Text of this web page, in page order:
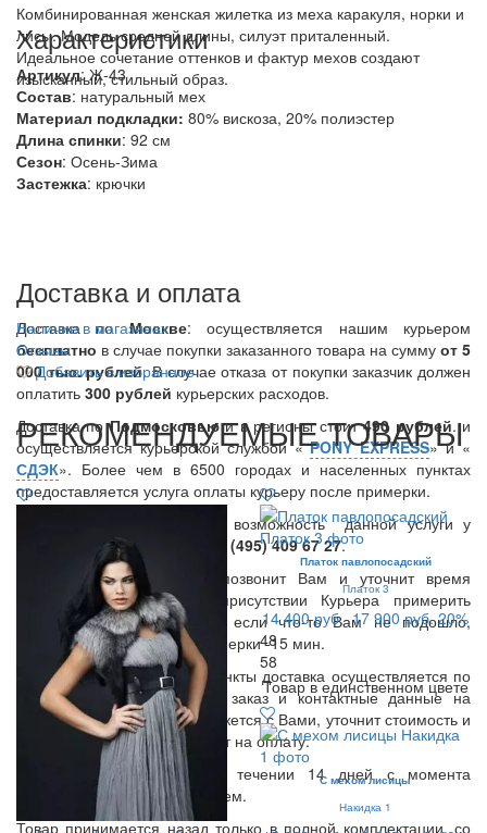
Комбинированная женская жилетка из меха каракуля, норки и
лисы. Модель средней длины, силуэт приталенный.
Идеальное сочетание оттенков и фактур мехов создают
изысканный, стильный образ.
Характеристики
Артикул: Ж-43
Состав: натуральный мех
Материал подкладки: 80% вискоза, 20% полиэстер
Длина спинки: 92 см
Сезон: Осень-Зима
Застежка: крючки
Доставка и оплата
Доставка поМоскве: осуществляется нашим курьером
бесплатно в случае покупки заказанного товара на сумму от 5
000 тыс. рублей. В случае отказа от покупки заказчик должен
оплатить 300 рублей курьерских расходов.
Доставка поПодмосковьюи в регионы стоит490 рублей. и
осуществляется курьерской службой «PONY EXPRESS» и «
СДЭК». Более чем в 6500 городах и населенных пунктах
предоставляется услуга оплаты курьеру после примерки.
Вы также можете уточнить возможность данной услуги у
нашего менеджера по тел.:
8 (495) 409 67 27.
В день доставки Курьер позвонит Вам и уточнит время
доставки. Вы можете в присутствии Курьера примерить
заказанные Вами вещи, и если что-то Вам не подошло,
вернуть курьеру. Время примерки -15 мин.
В остальные населенные пункты доставка осуществляется по
предоплате. Оставьте Ваш заказ и контактные данные на
нашем сайте, менеджер свяжется с Вами, уточнит стоимость и
сроки доставки и вышлет счет на оплату.
Возврат осуществляется в течении 14 дней с момента
получения товара покупателем.
Товар принимается назад только в полной комплектации, со
Наличие в магазинах
Отзывы
Добавить в избранное
РЕКОМЕНДУЕМЫЕ ТОВАРЫ
Платок павлопосадский
Платок 3
14 400 руб. 17 900 руб. 20%
48
58
Товар в единственном цвете
С мехом лисицы
Накидка 1